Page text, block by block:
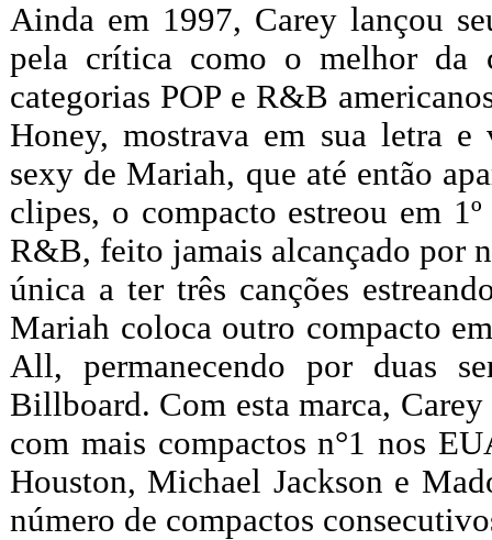
Ainda em 1997, Carey lançou
pela crítica como o melhor da
categorias POP e R&B
Honey, mostrava em sua letra
sexy de Mariah, que até então
clipes, o compacto estreou em
R&B, feito jamais alcançado por
única a ter três canções
Mariah coloca outro compacto
All, permanecendo por duas
Billboard. Com esta marca,
com mais compactos n°1 nos
Houston, Michael Jackson e
número de compactos